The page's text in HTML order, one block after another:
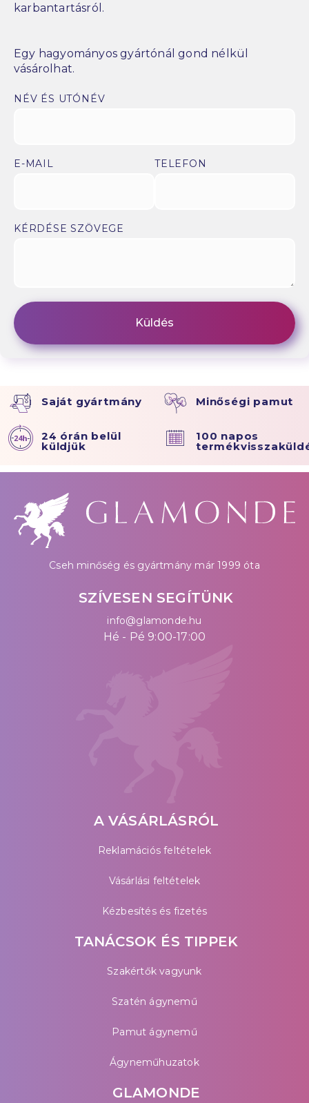
karbantartásról.
Egy hagyományos gyártónál gond nélkül
vásárolhat.
NÉV ÉS UTÓNÉV
E-MAIL TELEFON
KÉRDÉSE SZÖVEGE
Saját gyártmány Minőségi pamut
24 órán belül
küldjük
100 napos
Cseh minőség és gyártmány már 1999 óta
SZÍVESEN SEGÍTÜNK
info@glamonde.hu
Hé - Pé 9:00-17:00
A VÁSÁRLÁSRÓL
Reklamációs feltételek
Vásárlási feltételek
Kézbesítés és fizetés
TANÁCSOK ÉS TIPPEK
Szakértők vagyunk
Szatén ágynemű
Pamut ágynemű
Ágyneműhuzatok
GLAMONDE